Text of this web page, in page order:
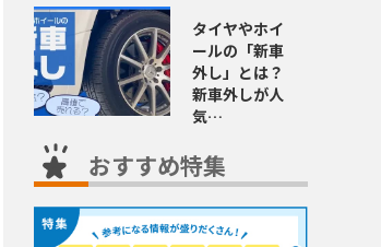
タイヤやホイ
ールの「新車
外し」とは？
新車外しが人
気…
おすすめ特集